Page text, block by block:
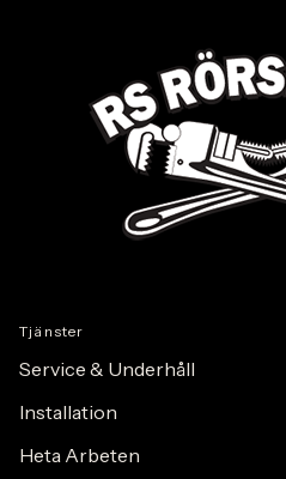
Tj ä nster
Service & Underhåll
Installation
Heta Arbeten